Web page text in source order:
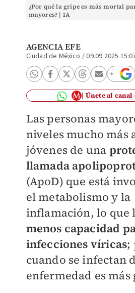
¿Por qué la gripe es más mortal
mayores? | IA
AGENCIA EFE
Ciudad de México /09.09.2025
Únete al
Las personas
niveles mucho más
jóvenes de una
llamada
(ApoD) que está
el metabolismo y la
inflamación, lo que
menos capacidad
infecciones víricas;
cuando se infectan
enfermedad es más